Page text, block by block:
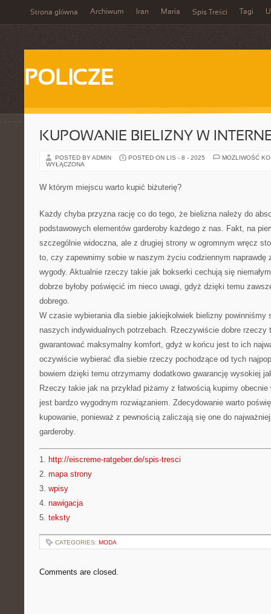
Strona główna Archiwum Iran Maria Spis Treści Tagi
POLICZE
KUPOWANIE BIELIZNY W
POSTED BY ADMIN POSTED ON LIS - 8 - 2025
MOŻLIWOŚĆ
WYŁĄCZONA
W którym miejscu warto kupić biżuterię?
Każdy chyba przyzna rację co do tego, że bielizna należy do
podstawowych elementów garderoby każdego z nas. Fakt, na
szczególnie widoczna, ale z drugiej strony w ogromnym wręcz
to, czy zapewnimy sobie w naszym życiu codziennym naprawdę
wygody. Aktualnie rzeczy takie jak bokserki cechują się
dobrze byłoby poświęcić im nieco uwagi, gdyż dzięki temu
dobrego.
W czasie wybierania dla siebie jakiejkolwiek bielizny powinniśmy
naszych indywidualnych potrzebach. Rzeczywiście dobre rzeczy
gwarantować maksymalny komfort, gdyż w końcu jest to ich
oczywiście wybierać dla siebie rzeczy pochodzące od tych
bowiem dzięki temu otrzymamy dodatkowo gwarancję wysokiej
Rzeczy takie jak na przykład piżamy z łatwością kupimy
jest bardzo wygodnym rozwiązaniem. Zdecydowanie warto
kupowanie, ponieważ z pewnością zaliczają się one do
garderoby.
1. http://eiscreme-ratgeber.de/spis-tresci
2. mapa strony
3. wpisy
4. nawigacja
5. teksty
CATEGORIES: MODA
Comments are closed.